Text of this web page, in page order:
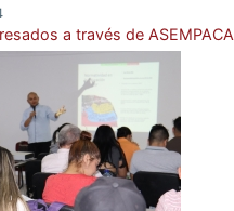
a través de ASEMPACA